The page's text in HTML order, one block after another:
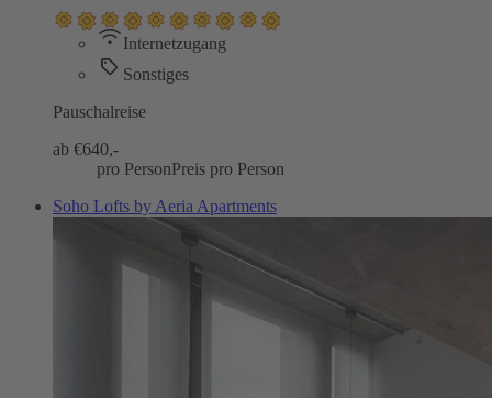
Internetzugang
Sonstiges
Pauschalreise
ab €640,-
pro PersonPreis pro Person
Soho Lofts by Aeria Apartments